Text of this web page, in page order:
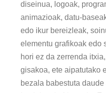
diseinua, logoak,
animazioak, datu-
edo ikur bereizleak,
elementu grafikoak edo
hori ez da zerrenda
gisakoa, ete aipatutako
bezala babestuta